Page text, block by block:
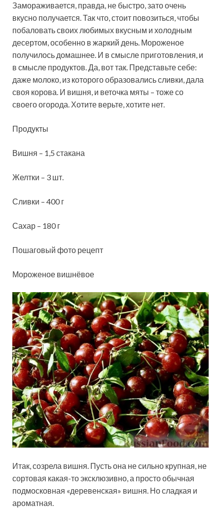
Замораживается, правда, не быстро, зато очень
вкусно получается. Так что, стоит повозиться, чтобы
побаловать своих любимых вкусным и холодным
десертом, особенно в жаркий день. Мороженое
получилось домашнее. И в смысле приготовления, и
в смысле продуктов. Да, вот так. Представьте себе:
даже молоко, из которого образовались сливки, дала
своя корова. И вишня, и веточка мяты – тоже со
своего огорода. Хотите верьте, хотите нет.
Продукты
Вишня – 1,5 стакана
Желтки – 3 шт.
Сливки – 400 г
Сахар – 180 г
Пошаговый фото рецепт
Мороженое вишнёвое
Итак, созрела вишня. Пусть она не сильно крупная, не
сортовая какая-то эксклюзивно, а просто обычная
подмосковная «деревенская» вишня. Но сладкая и
ароматная.